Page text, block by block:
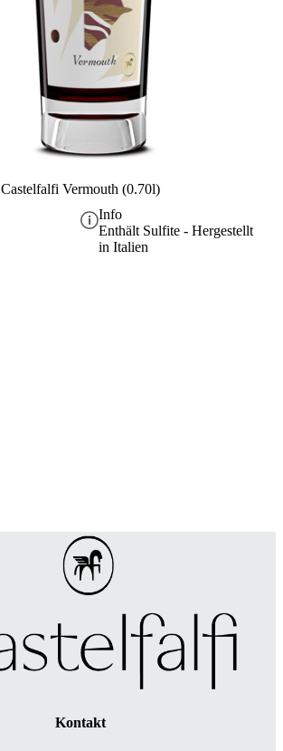
Castelfalfi Vermouth (0.70l)
Info
Enthält Sulfite - Hergestellt
in Italien
Kontakt